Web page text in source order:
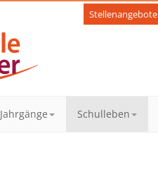
Stellenangebote
Jahrgänge Schulleben